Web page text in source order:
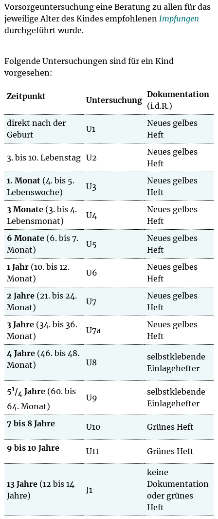
Vorsorgeuntersuchung eine Beratung zu allen für das
jeweilige Alter des Kindes empfohlenen Impfungen
durchgeführt wurde.
Folgende Untersuchungen sind für ein Kind
vorgesehen:
Zeitpunkt Untersuchung
Dokumentation
(i.d.R.)
direkt nach der
Geburt
U1
Neues gelbes
Heft
3. bis 10. Lebenstag U2
Neues gelbes
Heft
1. Monat(4. bis 5.
Lebenswoche)
U3
Neues gelbes
Heft
3 Monate(3. bis 4.
Lebensmonat)
U4
Neues gelbes
Heft
6 Monate(6. bis 7.
Monat)
U5
Neues gelbes
Heft
1 Jahr(10. bis 12.
Monat)
U6
Neues gelbes
Heft
2 Jahre(21. bis 24.
Monat)
U7
Neues gelbes
Heft
3 Jahre(34. bis 36.
Monat)
U7a
Neues gelbes
Heft
4 Jahre(46. bis 48.
Monat)
U8
selbstklebende
Einlagehefter
51/4 Jahre(60. bis
64. Monat)
U9
selbstklebende
Einlagehefter
7 bis 8 Jahre U10 Grünes Heft
9 bis 10 Jahre U11 Grünes Heft
13 Jahre(12 bis 14
Jahre)
J1
keine
Dokumentation
oder grünes
Heft